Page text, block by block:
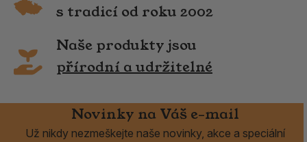
s tradicí od roku 2002
Naše produkty jsou
přírodní a udržitelné
Novinky na Váš e-mail
Už nikdy nezmeškejte naše novinky, akce a speciální